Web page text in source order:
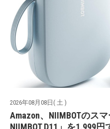
2026年08月08日( 土 )
Amazon、NIIMBOTのス
NIIMBOT D11」を1,999